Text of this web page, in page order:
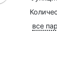
все